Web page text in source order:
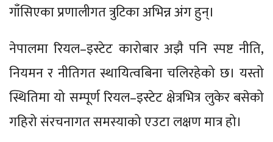
गाँसिएका प्रणालीगत त्रुटिका अभिन्न अंग हुन्।
नेपालमा रियल–इस्टेट कारोबार अझै पनि स्पष्ट नीति,
नियमन र नीतिगत स्थायित्वबिना चलिरहेको छ। यस्तो
स्थितिमा यो सम्पूर्ण रियल–इस्टेट क्षेत्रभित्र लुकेर बसेको
गहिरो संरचनागत समस्याको एउटा लक्षण मात्र हो।